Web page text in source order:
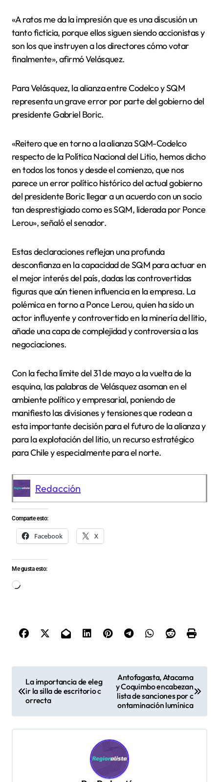
«A ratos me da la impresión que es una discusión un
tanto ficticia, porque ellos siguen siendo accionistas y
son los que instruyen a los directores cómo votar
finalmente», afirmó Velásquez.
Para Velásquez, la alianza entre Codelco y SQM
representa un grave error por parte del gobierno del
presidente Gabriel Boric.
«Reitero que en torno a la alianza SQM-Codelco
respecto de la Política Nacional del Litio, hemos dicho
en todos los tonos y desde el comienzo, que nos
parece un error político histórico del actual gobierno
del presidente Boric llegar a un acuerdo con un socio
tan desprestigiado como es SQM, liderada por Ponce
Lerou», señaló el senador.
Estas declaraciones reflejan una profunda
desconfianza en la capacidad de SQM para actuar en
el mejor interés del país, dadas las controvertidas
figuras que aún tienen influencia en la empresa. La
polémica en torno a Ponce Lerou, quien ha sido un
actor influyente y controvertido en la minería del litio,
añade una capa de complejidad y controversia a las
negociaciones.
Con la fecha límite del 31 de mayo a la vuelta de la
esquina, las palabras de Velásquez asoman en el
ambiente político y empresarial, poniendo de
manifiesto las divisiones y tensiones que rodean a
esta importante decisión para el futuro de la alianza y
para la explotación del litio, un recurso estratégico
para Chile y especialmente para el norte.
Redacción
Comparte esto:
Facebook X
Me gusta esto:
Cargando...
La importancia de eleg
ir la silla de escritorio c
orrecta
Antofagasta, Atacama
y Coquimbo encabezan
lista de sanciones por c
ontaminación lumínica